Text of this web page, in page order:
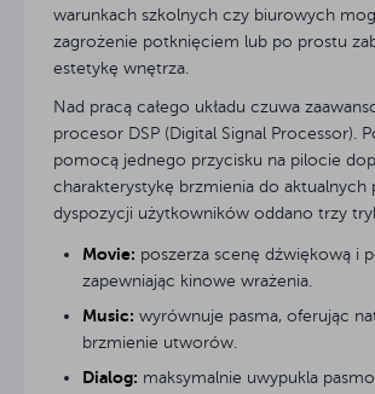
warunkach szkolnych czy biurowych
zagrożenie potknięciem lub po prostu
estetykę wnętrza.
Nad pracą całego układu czuwa
procesor DSP (Digital Signal Processor).
pomocą jednego przycisku na pilocie
charakterystykę brzmienia do aktualnych
dyspozycji użytkowników oddano trzy
Movie: poszerza scenę dźwiękową i
zapewniając kinowe wrażenia.
Music: wyrównuje pasma, oferując
brzmienie utworów.
Dialog: maksymalnie uwypukla